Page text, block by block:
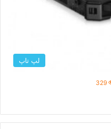
لپ تاپ
329